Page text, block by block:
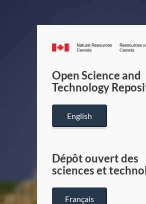
Canada.ca
Open Science and
Technology
English
Dépôt ouvert des
sciences et
Français